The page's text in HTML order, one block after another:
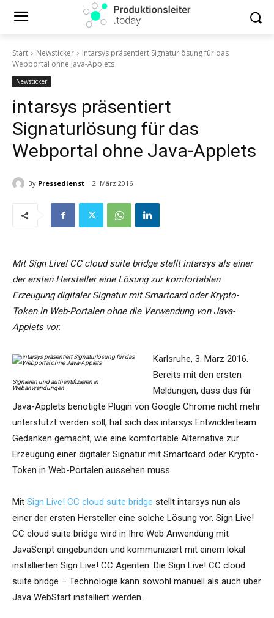
Start Newsticker
intarsys präsentiert Signaturlösung für das
Webportal ohne Java-Applets
Newsticker
intarsys präsentiert
Signaturlösung für das
Webportal ohne Java-Applets
By Pressedienst 2. März 2016
Mit Sign Live! CC cloud suite bridge stellt intarsys als einer
der ersten Hersteller eine Lösung zur komfortablen
Erzeugung digitaler Signatur mit Smartcard oder Krypto-
Token in Web-Portalen ohne die Verwendung von Java-
Applets vor.
Signieren und authentifizieren in
Webanwendungen
Karlsruhe, 3. März 2016.
Bereits mit den ersten
Meldungen, dass das für
Java-Applets benötigte Plugin von Google Chrome nicht mehr
unterstützt werden soll, hat sich das intarsys Entwicklerteam
Gedanken gemacht, wie eine komfortable Alternative zur
Erzeugung einer digitaler Signatur mit Smartcard oder Krypto-
Token in Web-Portalen aussehen muss.
Mit Sign Live! CC cloud suite bridge stellt intarsys nun als
einer der ersten Hersteller eine solche Lösung vor. Sign Live!
CC cloud suite bridge wird in Ihre Web Anwendung mit
JavaScript eingebunden und kommuniziert mit einem lokal
installierten Sign Live! CC Agenten. Die Sign Live! CC cloud
suite bridge – Technologie kann sowohl manuell als auch über
Java WebStart installiert werden.